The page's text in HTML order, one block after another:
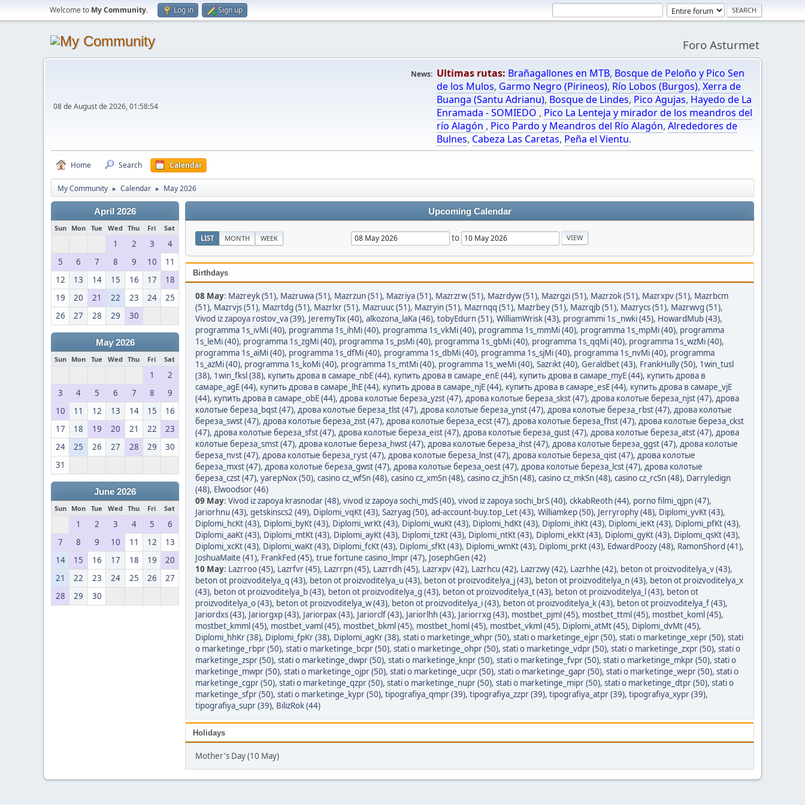
Welcome to My Community. Log in Sign up
Foro Asturmet
08 de August de 2026, 01:58:54
News: Ultimas rutas: Brañagallones en MTB, Bosque de Peloño y Pico Sen
de los Mulos, Garmo Negro (Pirineos), Río Lobos (Burgos), Xerra de
Buanga (Santu Adrianu), Bosque de Lindes, Pico Agujas, Hayedo de La
Enramada - SOMIEDO , Pico La Lenteja y mirador de los meandros del
río Alagón , Pico Pardo y Meandros del Río Alagón, Alrededores de
Bulnes, Cabeza Las Caretas, Peña el Vientu.
Home Search Calendar
My Community ► Calendar ► May 2026
April 2026
Sun Mon Tue Wed Thu Fri Sat
1 2 3
4
5
6 7 8 9 10
11
12
13 14 15 16 17
18
19
20 21 22 23 24
25
26
27 28 29 30
May 2026
Sun Mon Tue Wed Thu Fri Sat
1
2
3
4 5 6 7 8
9
10
11 12 13 14 15
16
17
18 19 20 21 22
23
24
25 26 27 28 29
30
31
June 2026
Sun Mon Tue Wed Thu Fri Sat
1 2 3 4 5
6
7
8 9 10 11 12
13
14
15 16 17 18 19
20
21
22 23 24 25 26
27
28
29 30
Upcoming Calendar
LIST MONTH WEEK to
Birthdays
08 May: Mazreyk (51), Mazruwa (51), Mazrzun (51), Mazriya (51), Mazrzrw (51), Mazrdyw (51), Mazrgzi (51), Mazrzok (51), Mazrxpv (51), Mazrbcm
(51), Mazrvjs (51), Mazrtdg (51), Mazrlxr (51), Mazruuc (51), Mazryin (51), Mazrnqq (51), Mazrbey (51), Mazrqjb (51), Mazrycs (51), Mazrwvg (51),
Vivod iz zapoya rostov_va (39), JeremyTix (40), alkozona_laKa (46), tobyEdurn (51), WilliamWrisk (43), programmi 1s _nwki (45), HowardMub (43),
programma 1s_ivMi (40), programma 1s_ihMi (40), programma 1s_vkMi (40), programma 1s_mmMi (40), programma 1s_mpMi (40), programma
1s_leMi (40), programma 1s_zgMi (40), programma 1s_psMi (40), programma 1s_gbMi (40), programma 1s_qqMi (40), programma 1s_wzMi (40),
programma 1s_aiMi (40), programma 1s_dfMi (40), programma 1s_dbMi (40), programma 1s_sjMi (40), programma 1s_nvMi (40), programma
1s_azMi (40), programma 1s_koMi (40), programma 1s_mtMi (40), programma 1s_weMi (40), Sazrikt (40), Geraldbet (43), FrankHully (50), 1win_tusl
(38), 1win_fksl (38), купить дрова в самаре_nbE (44), купить дрова в самаре_enE (44), купить дрова в самаре_myE (44), купить дрова в
самаре_agE (44), купить дрова в самаре_lhE (44), купить дрова в самаре_njE (44), купить дрова в самаре_esE (44), купить дрова в самаре_vjE
(44), купить дрова в самаре_obE (44), дрова колотые береза_yzst (47), дрова колотые береза_skst (47), дрова колотые береза_njst (47), дрова
колотые береза_bqst (47), дрова колотые береза_tlst (47), дрова колотые береза_ynst (47), дрова колотые береза_rbst (47), дрова колотые
береза_swst (47), дрова колотые береза_zist (47), дрова колотые береза_ecst (47), дрова колотые береза_fhst (47), дрова колотые береза_ckst
(47), дрова колотые береза_sfst (47), дрова колотые береза_eist (47), дрова колотые береза_gust (47), дрова колотые береза_atst (47), дрова
колотые береза_smst (47), дрова колотые береза_hwst (47), дрова колотые береза_ihst (47), дрова колотые береза_ggst (47), дрова колотые
береза_nvst (47), дрова колотые береза_ryst (47), дрова колотые береза_lnst (47), дрова колотые береза_qist (47), дрова колотые
береза_mxst (47), дрова колотые береза_gwst (47), дрова колотые береза_oest (47), дрова колотые береза_lcst (47), дрова колотые
береза_czst (47), yarepNox (50), casino cz_wfSn (48), casino cz_xmSn (48), casino cz_jhSn (48), casino cz_mkSn (48), casino cz_rcSn (48), Darryledign
(48), Elwoodsor (46)
09 May: Vivod iz zapoya krasnodar (48), vivod iz zapoya sochi_mdS (40), vivod iz zapoya sochi_brS (40), ckkabReoth (44), porno filmi_qjpn (47),
Jariorhnu (43), getskinscs2 (49), Diplomi_vqKt (43), Sazryag (50), ad-account-buy.top_Let (43), Williamkep (50), Jerryrophy (48), Diplomi_yvKt (43),
Diplomi_hcKt (43), Diplomi_byKt (43), Diplomi_wrKt (43), Diplomi_wuKt (43), Diplomi_hdKt (43), Diplomi_ihKt (43), Diplomi_ieKt (43), Diplomi_pfKt (43),
Diplomi_aaKt (43), Diplomi_mtKt (43), Diplomi_ayKt (43), Diplomi_tzKt (43), Diplomi_ntKt (43), Diplomi_ekKt (43), Diplomi_gyKt (43), Diplomi_qsKt (43),
Diplomi_xcKt (43), Diplomi_waKt (43), Diplomi_fcKt (43), Diplomi_sfKt (43), Diplomi_wmKt (43), Diplomi_prKt (43), EdwardPoozy (48), RamonShord (41),
JoshuaMaite (41), FrankFed (45), true fortune casino_lmpr (47), JosephGen (42)
10 May: Lazrroo (45), Lazrfvr (45), Lazrrpn (45), Lazrrdh (45), Lazrxpv (42), Lazrhcu (42), Lazrzwy (42), Lazrhhe (42), beton ot proizvoditelya_v (43),
beton ot proizvoditelya_q (43), beton ot proizvoditelya_u (43), beton ot proizvoditelya_j (43), beton ot proizvoditelya_n (43), beton ot proizvoditelya_x
(43), beton ot proizvoditelya_b (43), beton ot proizvoditelya_g (43), beton ot proizvoditelya_t (43), beton ot proizvoditelya_l (43), beton ot
proizvoditelya_o (43), beton ot proizvoditelya_w (43), beton ot proizvoditelya_i (43), beton ot proizvoditelya_k (43), beton ot proizvoditelya_f (43),
Jariordxs (43), Jariorgxp (43), Jariorpax (43), Jariorclf (43), Jariorlhh (43), Jariorrxg (43), mostbet_pjml (45), mostbet_ttml (45), mostbet_koml (45),
mostbet_kmml (45), mostbet_vaml (45), mostbet_bkml (45), mostbet_homl (45), mostbet_vkml (45), Diplomi_atMt (45), Diplomi_dvMt (45),
Diplomi_hhKr (38), Diplomi_fpKr (38), Diplomi_agKr (38), stati o marketinge_whpr (50), stati o marketinge_ejpr (50), stati o marketinge_xepr (50), stati
o marketinge_rbpr (50), stati o marketinge_bcpr (50), stati o marketinge_ohpr (50), stati o marketinge_vdpr (50), stati o marketinge_zxpr (50), stati o
marketinge_zspr (50), stati o marketinge_dwpr (50), stati o marketinge_knpr (50), stati o marketinge_fvpr (50), stati o marketinge_mkpr (50), stati o
marketinge_mwpr (50), stati o marketinge_ojpr (50), stati o marketinge_ucpr (50), stati o marketinge_gapr (50), stati o marketinge_wepr (50), stati o
marketinge_cgpr (50), stati o marketinge_qzpr (50), stati o marketinge_nupr (50), stati o marketinge_mipr (50), stati o marketinge_dtpr (50), stati o
marketinge_sfpr (50), stati o marketinge_kypr (50), tipografiya_qmpr (39), tipografiya_zzpr (39), tipografiya_atpr (39), tipografiya_xypr (39),
tipografiya_supr (39), BilizRok (44)
Holidays
Mother's Day (10 May)